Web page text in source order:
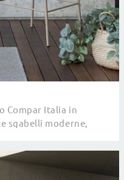
Compar Italia in
sgabelli moderne,